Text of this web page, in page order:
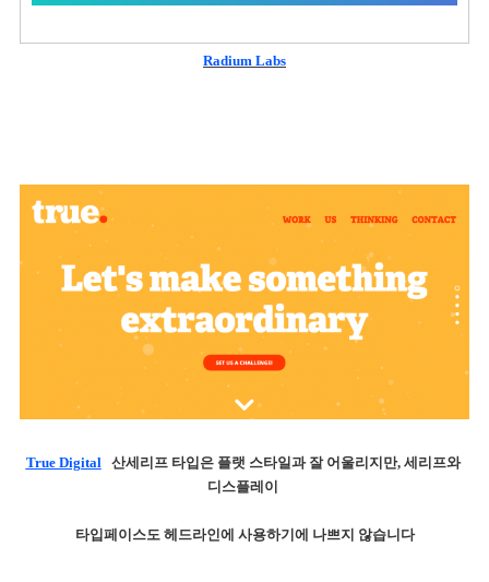
Radium Labs
True Digital
산세리프 타입은 플랫 스타일과 잘 어울리지만, 세리프와
디스플레이
타입페이스도 헤드라인에 사용하기에 나쁘지 않습니다